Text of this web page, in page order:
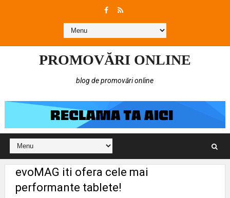
PROMOVĂRI ONLINE
blog de promovări online
evoMAG iti ofera cele mai
performante tablete!